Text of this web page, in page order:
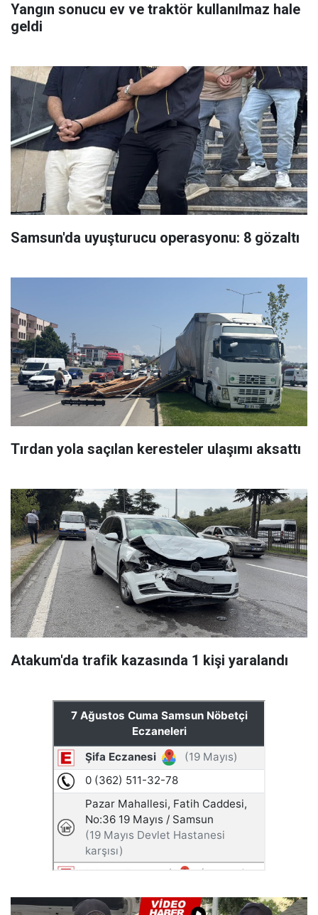
Yangın sonucu ev ve traktör kullanılmaz hale
geldi
Samsun'da uyuşturucu operasyonu: 8 gözaltı
Tırdan yola saçılan keresteler ulaşımı aksattı
Atakum'da trafik kazasında 1 kişi yaralandı